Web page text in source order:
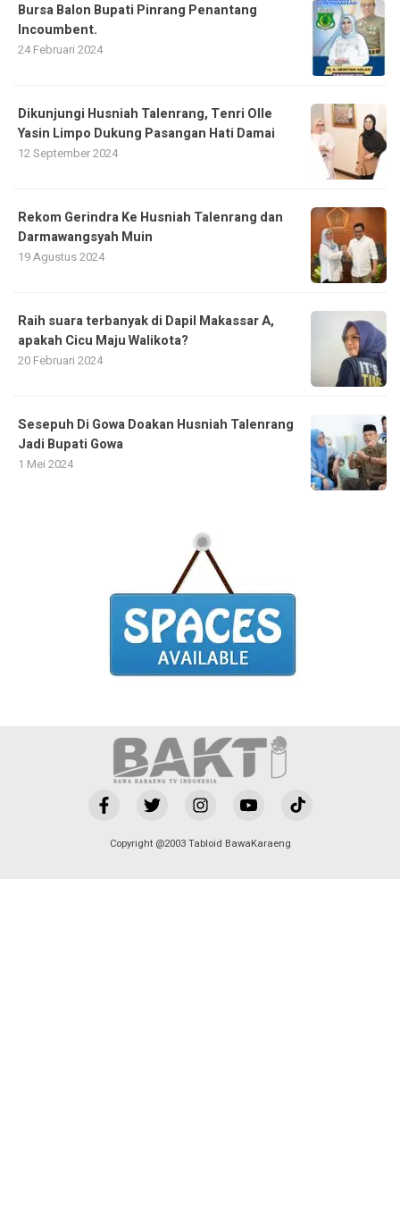
Bursa Balon Bupati Pinrang Penantang
Incoumbent.
24 Februari 2024
Dikunjungi Husniah Talenrang, Tenri Olle
Yasin Limpo Dukung Pasangan Hati Damai
12 September 2024
Rekom Gerindra Ke Husniah Talenrang dan
Darmawangsyah Muin
19 Agustus 2024
Raih suara terbanyak di Dapil Makassar A,
apakah Cicu Maju Walikota?
20 Februari 2024
Sesepuh Di Gowa Doakan Husniah Talenrang
Jadi Bupati Gowa
1 Mei 2024
Copyright @2003 Tabloid BawaKaraeng